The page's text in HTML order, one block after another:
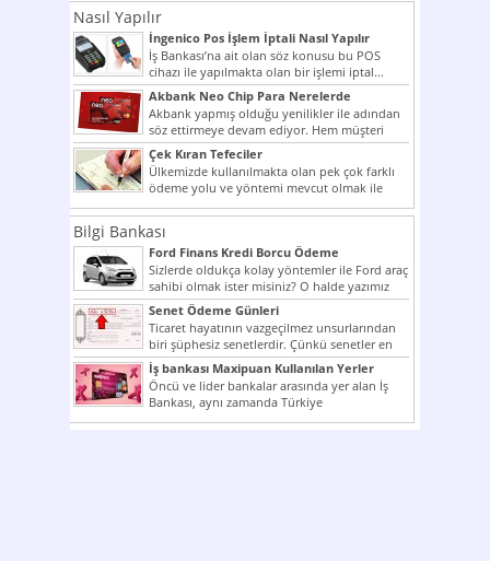
Nasıl Yapılır
İngenico Pos İşlem İptali Nasıl Yapılır
İş Bankası’na ait olan söz konusu bu POS
cihazı ile yapılmakta olan bir işlemi iptal...
Akbank Neo Chip Para Nerelerde
Kullanılır?
Akbank yapmış olduğu yenilikler ile adından
söz ettirmeye devam ediyor. Hem müşteri
potansiyelini arttırmak hem...
Çek Kıran Tefeciler
Ülkemizde kullanılmakta olan pek çok farklı
ödeme yolu ve yöntemi mevcut olmak ile
beraber bunlar...
Bilgi Bankası
Ford Finans Kredi Borcu Ödeme
Sizlerde oldukça kolay yöntemler ile Ford araç
sahibi olmak ister misiniz? O halde yazımız
ilginizi...
Senet Ödeme Günleri
Ticaret hayatının vazgeçilmez unsurlarından
biri şüphesiz senetlerdir. Çünkü senetler en
çok kullanılan ödeme araçlarıdır. Taksitler...
İş bankası Maxipuan Kullanılan Yerler
Öncü ve lider bankalar arasında yer alan İş
Bankası, aynı zamanda Türkiye
Cumhuriyeti’nin ilk milli...